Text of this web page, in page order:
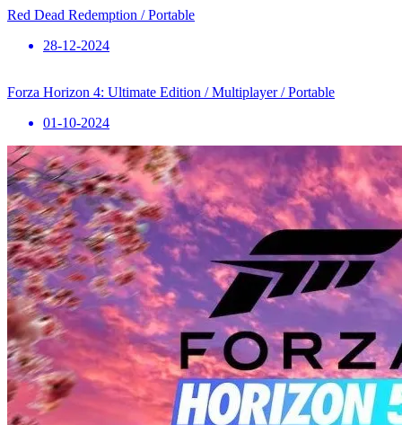
Red Dead Redemption / Portable
28-12-2024
Forza Horizon 4: Ultimate Edition / Multiplayer / Portable
01-10-2024